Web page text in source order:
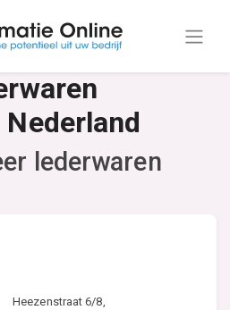
lederwaren
Heezenstraat 6/8,